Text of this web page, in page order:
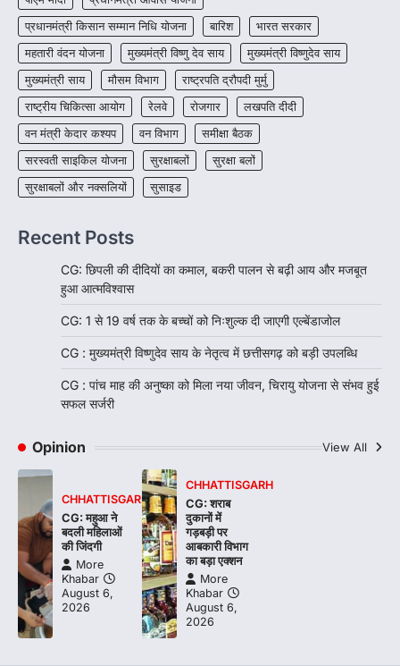
प्रधानमंत्री किसान सम्मान निधि योजना
बारिश
भारत सरकार
महतारी वंदन योजना
मुख्यमंत्री विष्णु देव साय
मुख्यमंत्री विष्णुदेव साय
मुख्यमंत्री साय
मौसम विभाग
राष्ट्रपति द्रौपदी मुर्मु
राष्ट्रीय चिकित्सा आयोग
रेलवे रोजगार
लखपति दीदी
वन मंत्री केदार कश्यप
वन विभाग
समीक्षा बैठक
सरस्वती साइकिल योजना
सुरक्षाबलों
सुरक्षा बलों
सुरक्षाबलों और नक्सलियों
सुसाइड
Recent Posts
CG: छिपली की दीदियों का कमाल, बकरी पालन से बढ़ी आय और मजबूत
हुआ आत्मविश्वास
CG: 1 से 19 वर्ष तक के बच्चों को निःशुल्क दी जाएगी एल्बेंडाजोल
CG : मुख्यमंत्री विष्णुदेव साय के नेतृत्व में छत्तीसगढ़ को बड़ी उपलब्धि
CG : पांच माह की अनुष्का को मिला नया जीवन, चिरायु योजना से संभव हुई
सफल सर्जरी
Opinion View All
CHHATTISGARH
CG: महुआ ने
बदली महिलाओं
की जिंदगी
More
Khabar
August 6,
2026
CHHATTISGARH
CG: शराब
दुकानों में
गड़बड़ी पर
आबकारी विभाग
का बड़ा एक्शन
More
Khabar
August 6,
2026